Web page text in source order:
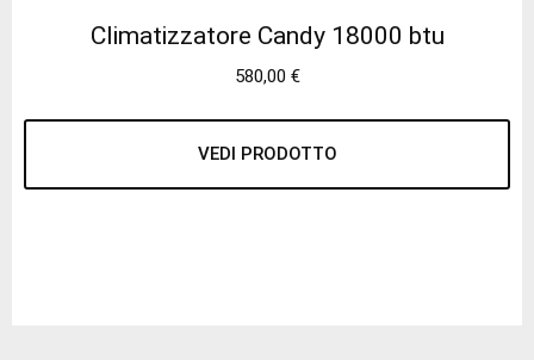
Climatizzatore Candy 18000 btu
580,00 €
VEDI PRODOTTO